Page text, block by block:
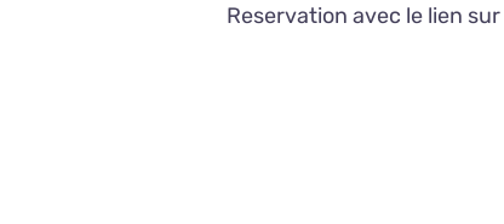
Reservation avec le lien